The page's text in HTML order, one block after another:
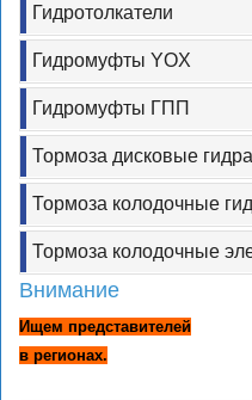
Гидротолкатели
Гидромуфты YOX
Гидромуфты ГПП
Тормоза дисковые
Тормоза колодочные
Тормоза колодочные
Внимание
Ищем представителей
в регионах.